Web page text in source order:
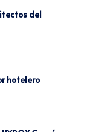
del
hotelero